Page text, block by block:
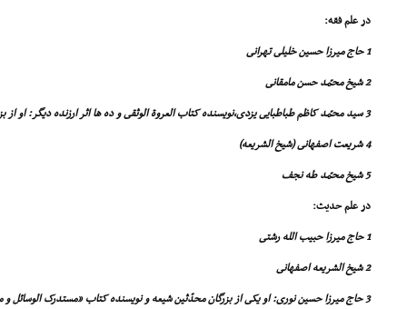
در علم فقه:
1 حاج میرزا حسین خلیلى تهرانى
2 شیخ محمّد حسن مامقانى
3 سید محمّد کاظم طباطبایى یزدى،نویسنده کتاب العروة الوثقى و ده ها اثر ارزنده دیگر: او از بزرگ ترین مراجع و علماى زمان خود بود
4 شریعت اصفهانى (شیخ الشریعه)
5 شیخ محمّد طه نجف
در علم حدیث:
1 حاج میرزا حبیب الله رشتى
2 شیخ الشریعه اصفهانى
3 حاج میرزا حسین نورى: او یکى از بزرگان محدّثین شیعه و نویسنده کتاب «مستدرک الوسائل و مستنبط المسائل» و ده ها اثر ارزنده دیگر بود